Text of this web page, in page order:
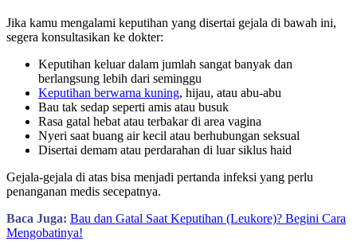
Jika kamu mengalami keputihan yang disertai gejala di bawah ini,
segera konsultasikan ke dokter:
Keputihan keluar dalam jumlah sangat banyak dan
berlangsung lebih dari seminggu
Keputihan berwarna kuning, hijau, atau abu-abu
Bau tak sedap seperti amis atau busuk
Rasa gatal hebat atau terbakar di area vagina
Nyeri saat buang air kecil atau berhubungan seksual
Disertai demam atau perdarahan di luar siklus haid
Gejala-gejala di atas bisa menjadi pertanda infeksi yang perlu
penanganan medis secepatnya.
Baca Juga: Bau dan Gatal Saat Keputihan (Leukore)? Begini Cara
Mengobatinya!